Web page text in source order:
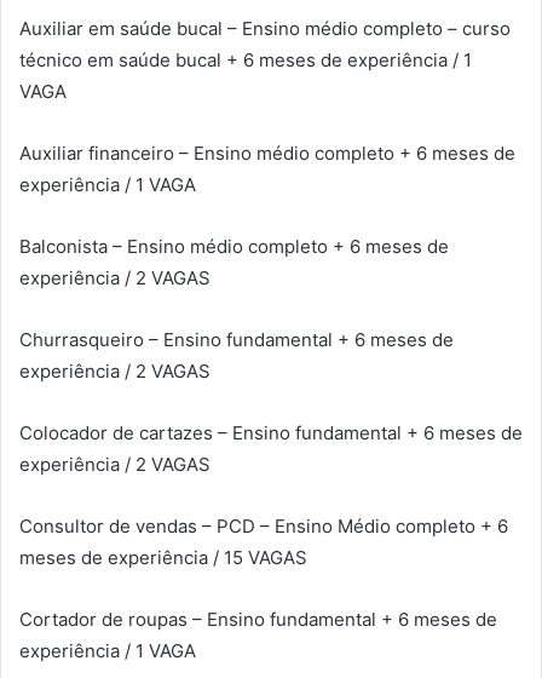
Auxiliar em saúde bucal – Ensino médio completo – curso
técnico em saúde bucal + 6 meses de experiência / 1
VAGA
Auxiliar financeiro – Ensino médio completo + 6 meses de
experiência / 1 VAGA
Balconista – Ensino médio completo + 6 meses de
experiência / 2 VAGAS
Churrasqueiro – Ensino fundamental + 6 meses de
experiência / 2 VAGAS
Colocador de cartazes – Ensino fundamental + 6 meses de
experiência / 2 VAGAS
Consultor de vendas – PCD – Ensino Médio completo + 6
meses de experiência / 15 VAGAS
Cortador de roupas – Ensino fundamental + 6 meses de
experiência / 1 VAGA